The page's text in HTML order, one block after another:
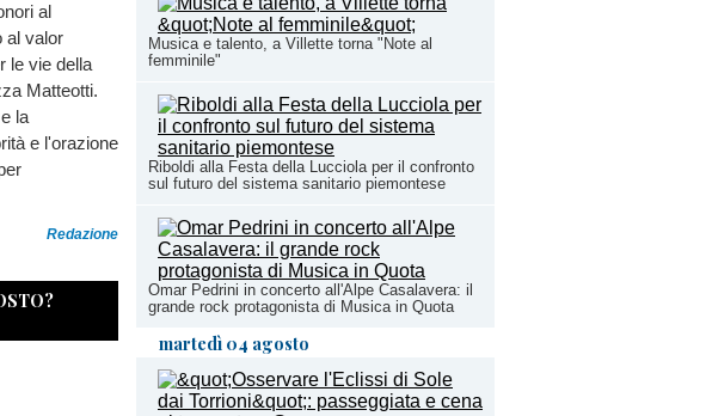
Musica e talento, a Villette torna "Note al
femminile"
Riboldi alla Festa della Lucciola per il confronto
sul futuro del sistema sanitario piemontese
Omar Pedrini in concerto all'Alpe Casalavera: il
grande rock protagonista di Musica in Quota
martedì 04 agosto
al
al valor
le vie della
Matteotti.
la
e l'orazione
Redazione